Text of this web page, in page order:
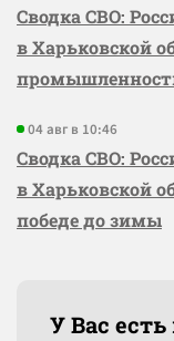
Сводка СВО:
в Харьковской
04 авг в 10:46
Сводка СВО:
в Харьковской
победе до зимы
У Вас